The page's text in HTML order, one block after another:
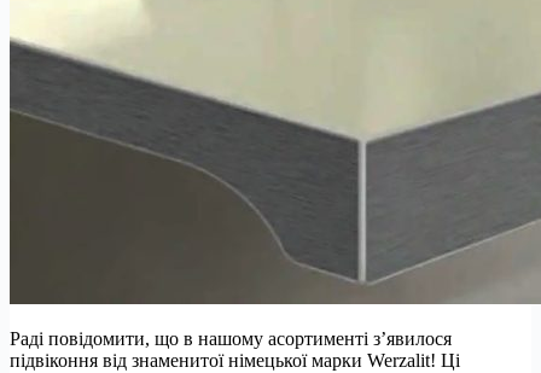
Раді повідомити, що в нашому асортименті з’явилося
підвіконня від знаменитої німецької марки Werzalit! Ці